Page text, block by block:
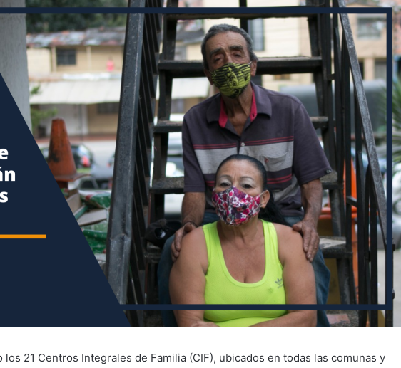
21 Centros Integrales de Familia (CIF), ubicados en todas las comunas y